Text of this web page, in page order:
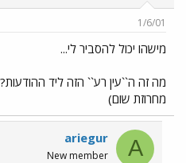
ש
א
ר
ך
1/6/01
מישהו יכול להסביר לי...
מה זה ה``עין רע`` הזה ליד
מחרוזת שום)
A
ariegur
New member